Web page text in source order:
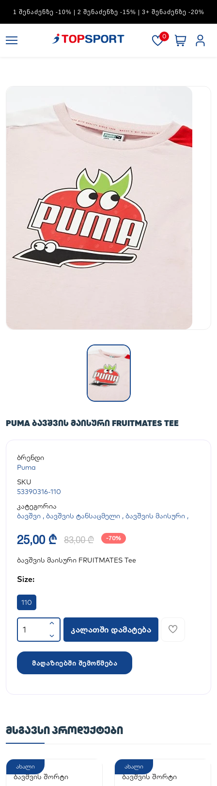
ᲨᲔᲜᲐᲫᲔᲜᲖᲔ -30%
0
PUMA ᲑᲐᲕᲨᲕᲘᲡ ᲛᲐᲘᲡᲣᲠᲘ FRUITMATES TEE
ბრენდი
Puma
SKU
53390316-110
კატეგორია
ბავშვი , ბავშვის ტანსაცმელი , ბავშვის მაისური ,
25,00 ₾ 83,00 ₾ -70%
ბავშვის მაისური FRUITMATES Tee
Size:
110
კალათში დამატება
მაღაზიებში შემოწმება
ᲛᲡᲒᲐᲕᲡᲘ ᲞᲠᲝᲓᲣᲥᲢᲔᲑᲘ
ახალი
ბავშვის შორტი
ახალი
ბავშვის შორტი